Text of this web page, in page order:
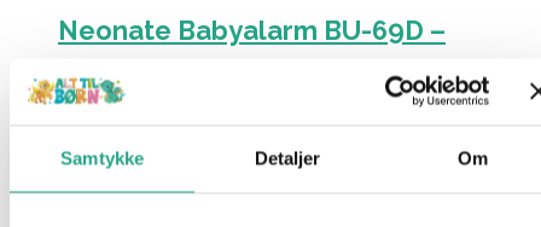
Samtykke Detaljer Om
Neonate Babyalarm BU-69D –
Babyenhed V1, Grey
Tilføj til kurv